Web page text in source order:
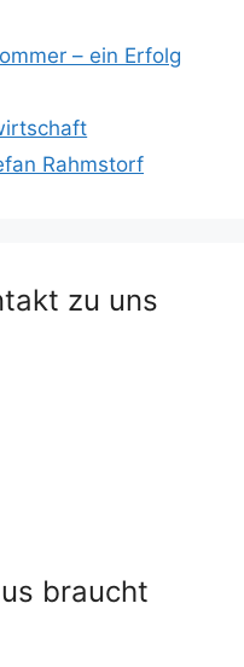
le – ein Erfolg
Rahmstorf
zu uns
braucht